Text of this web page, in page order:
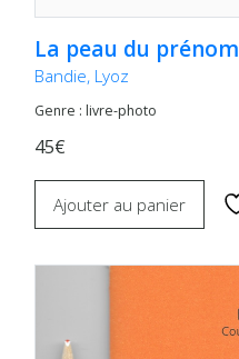
La peau du prénom
Bandie, Lyoz
Genre : livre-photo
45€
Ajouter au panier